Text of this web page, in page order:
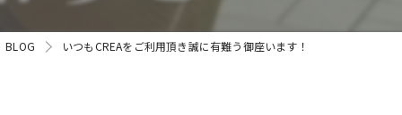
BLOG いつもCREAをご利用頂き誠に有難う御座います！